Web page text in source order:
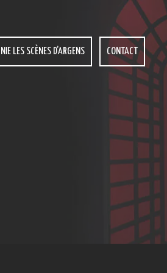
LES SCÈNES D’ARGENS CONTACT